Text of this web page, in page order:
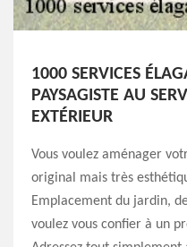
1000 SERVICES
PAYSAGISTE AU
EXTÉRIEUR
Vous voulez aménager
original mais très
Emplacement du jardin,
voulez vous confier à un